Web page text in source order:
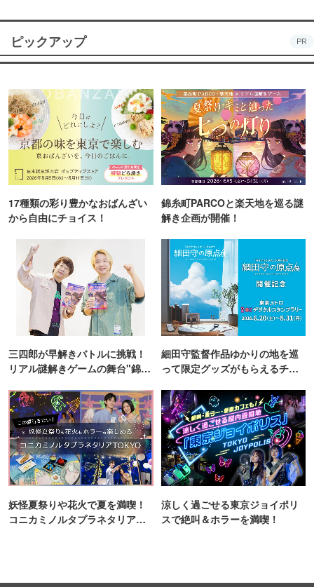
ピックアップ PR
17種類の彩り豊かなおばんざい
から自由にチョイス！
錦糸町PARCOと楽天地を巡る謎
解き企画が開催！
三四郎が早解きバトルに挑戦！
リアル謎解きゲームの舞台"錦糸
細田守監督作品ゆかりの地を巡
って限定グッズがもらえるチャ
妖怪夏祭りや花火で夏を満喫！
コニカミノルタプラネタリア
涼しく過ごせる東京ジョイポリ
スで絶叫＆ホラーを満喫！